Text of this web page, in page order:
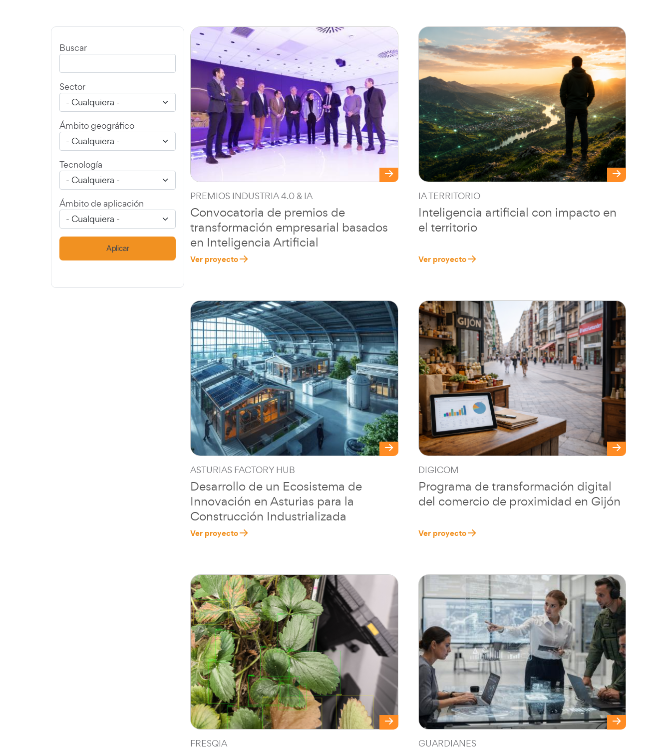
Buscar
Sector
Ámbito geográfico
Tecnología
Ámbito de aplicación
PREMIOS INDUSTRIA 4.0 & IA
Convocatoria de premios de
transformación empresarial basados
en Inteligencia Artificial
Ver proyecto
IA TERRITORIO
Inteligencia artificial con impacto en
el territorio
Ver proyecto
ASTURIAS FACTORY HUB
Desarrollo de un Ecosistema de
Innovación en Asturias para la
Construcción Industrializada
Ver proyecto
DIGICOM
Programa de transformación digital
del comercio de proximidad en Gijón
Ver proyecto
FRESQIA GUARDIANES